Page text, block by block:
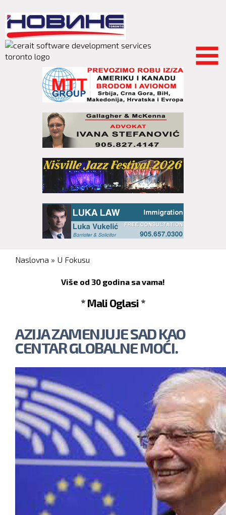
main
content
You are here
Naslovna » U Fokusu
Više od 30 godina sa vama!
* Mali Oglasi *
AZIJA ZAMENJUJE SAD KAO
CENTAR GLOBALNE MOĆI.